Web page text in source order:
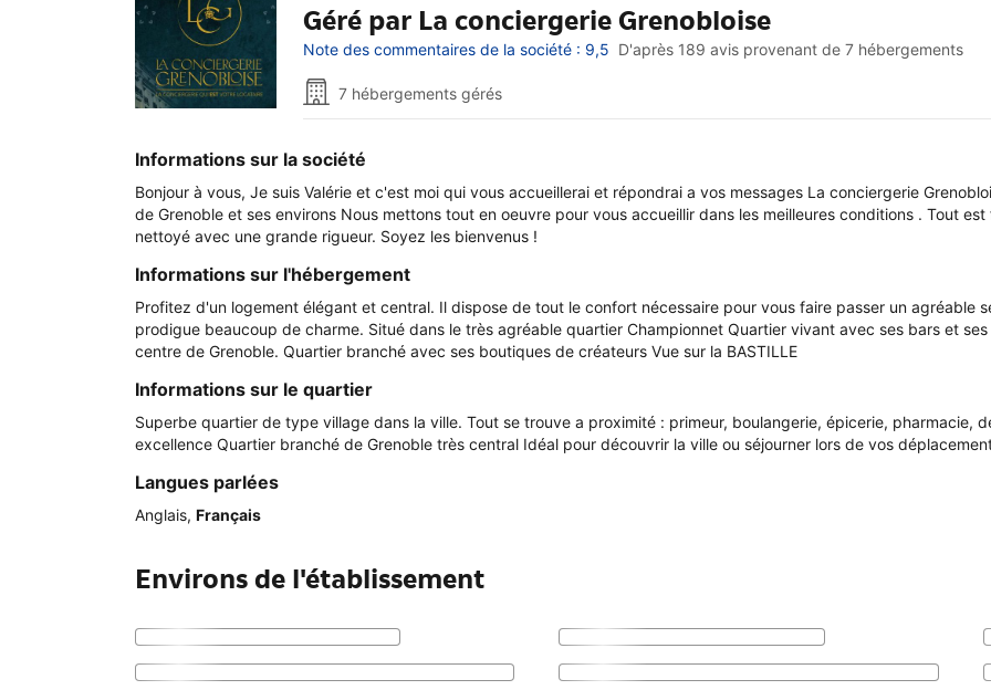
Géré par La conciergerie Grenobloise
Note des commentaires de la société : 9,5 D'après 189 avis provenant de 7 hébergements
7 hébergements gérés
Informations sur la société
Bonjour à vous, Je suis Valérie et c'est moi qui vous accueillerai et répondrai a vos messages La conciergerie
de Grenoble et ses environs Nous mettons tout en oeuvre pour vous accueillir dans les meilleures conditions . Tout
nettoyé avec une grande rigueur. Soyez les bienvenus !
Informations sur l'hébergement
Profitez d'un logement élégant et central. Il dispose de tout le confort nécessaire pour vous faire passer un agréable
prodigue beaucoup de charme. Situé dans le très agréable quartier Championnet Quartier vivant avec ses bars et
centre de Grenoble. Quartier branché avec ses boutiques de créateurs Vue sur la BASTILLE
Informations sur le quartier
Superbe quartier de type village dans la ville. Tout se trouve a proximité : primeur, boulangerie, épicerie, pharmacie,
excellence Quartier branché de Grenoble très central Idéal pour découvrir la ville ou séjourner lors de vos
Langues parlées
Anglais, Français
Environs de l'établissement